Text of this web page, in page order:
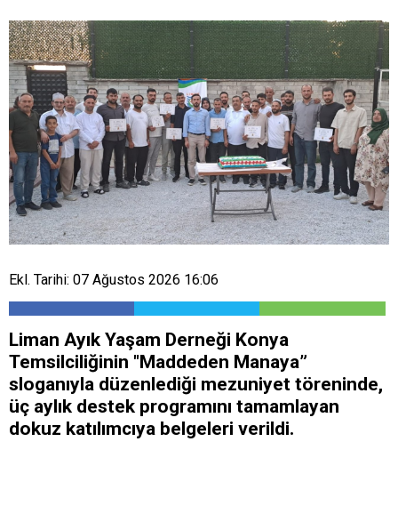
Ekl. Tarihi: 07 Ağustos 2026 16:06
Liman Ayık Yaşam Derneği Konya
Temsilciliğinin "Maddeden Manaya”
sloganıyla düzenlediği mezuniyet töreninde,
üç aylık destek programını tamamlayan
dokuz katılımcıya belgeleri verildi.